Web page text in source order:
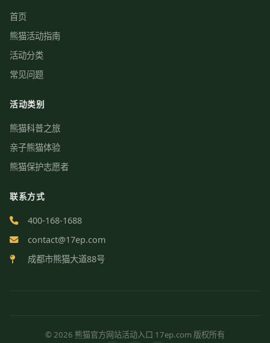
首页
熊猫活动指南
活动分类
常见问题
活动类别
熊猫科普之旅
亲子熊猫体验
熊猫保护志愿者
联系方式
400-168-1688
contact@17ep.com
成都市熊猫大道88号
© 2026 熊猫官方网站活动入口 17ep.com 版权所有